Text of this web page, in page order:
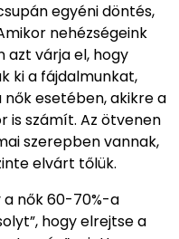
egyéni döntés,
nehézségeink
azt várja el, hogy
ki a fájdalmunkat,
nők esetében, akikre a
is számít. Az ötvenen
szerepben vannak,
elvárt tőlük.
a nők 60-70%-a
hogy elrejtse a